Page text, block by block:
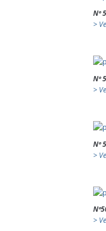
Nº
>
Nº
>
Nº
>
>